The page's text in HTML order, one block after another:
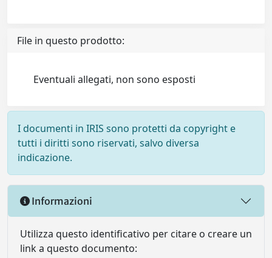
File in questo prodotto:
Eventuali allegati, non sono esposti
I documenti in IRIS sono protetti da copyright e
tutti i diritti sono riservati, salvo diversa
indicazione.
Informazioni
Utilizza questo identificativo per citare o creare un
link a questo documento: